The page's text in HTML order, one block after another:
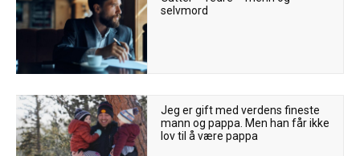
selvmord
Jeg er gift med verdens fineste
mann og pappa. Men han får ikke
lov til å være pappa